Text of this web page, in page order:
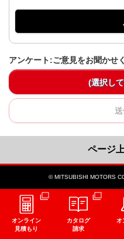
アンケート:ご意見をお聞かせ
(選択し
ページ
© MITSUBISHI MOTORS
オンライン
見積もり
カタログ
請求
オ